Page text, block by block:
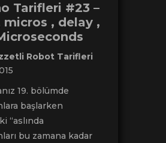
Tarifleri #23 –
micros , delay ,
Robot Tarifleri
19. bölümde
başlarken
“aslında
bu zamana kadar